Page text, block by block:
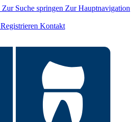
Zur Suche springen Zur Hauptnavigation
Registrieren Kontakt